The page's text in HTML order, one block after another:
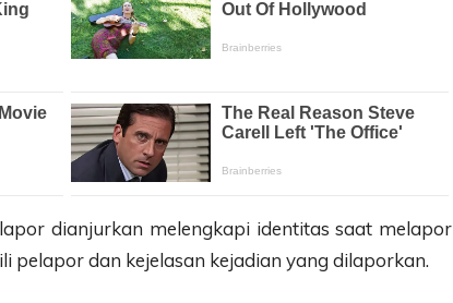
dianjurkan melengkapi identitas saat melapor
pelapor dan kejelasan kejadian yang dilaporkan.